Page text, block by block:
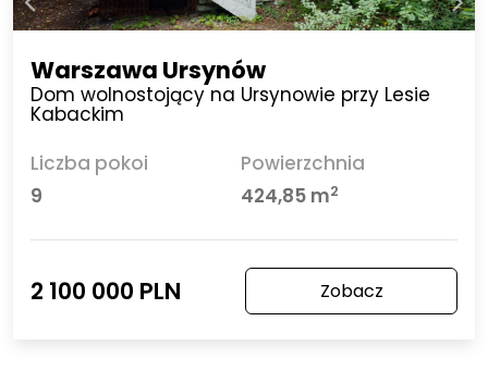
Warszawa Ursynów
Dom wolnostojący na Ursynowie przy Lesie
Kabackim
Liczba pokoi
9
Powierzchnia
424,85 m2
2 100 000 PLN Zobacz